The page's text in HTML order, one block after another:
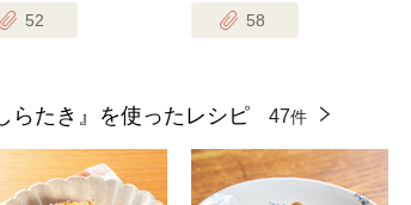
52 58
らたき』を使ったレシピ 47件